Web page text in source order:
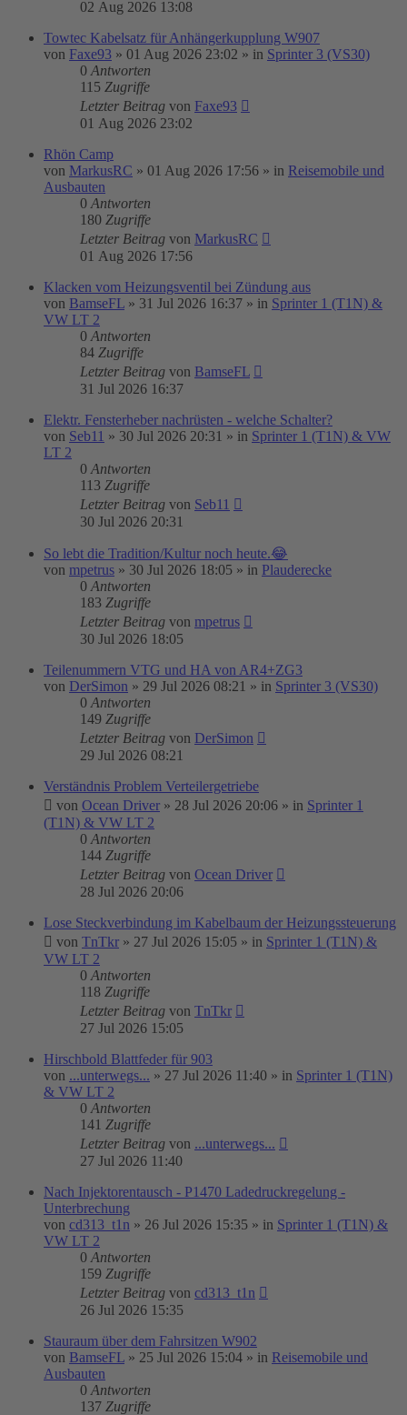
02 Aug 2026 13:08
Towtec Kabelsatz für Anhängerkupplung W907
von Faxe93 » 01 Aug 2026 23:02 » in Sprinter 3 (VS30)
0 Antworten
115 Zugriffe
Letzter Beitrag von Faxe93
01 Aug 2026 23:02
Rhön Camp
von MarkusRC » 01 Aug 2026 17:56 » in Reisemobile und
Ausbauten
0 Antworten
180 Zugriffe
Letzter Beitrag von MarkusRC
01 Aug 2026 17:56
Klacken vom Heizungsventil bei Zündung aus
von BamseFL » 31 Jul 2026 16:37 » in Sprinter 1 (T1N) &
VW LT 2
0 Antworten
84 Zugriffe
Letzter Beitrag von BamseFL
31 Jul 2026 16:37
Elektr. Fensterheber nachrüsten - welche Schalter?
von Seb11 » 30 Jul 2026 20:31 » in Sprinter 1 (T1N) & VW
LT 2
0 Antworten
113 Zugriffe
Letzter Beitrag von Seb11
30 Jul 2026 20:31
So lebt die Tradition/Kultur noch heute.😂
von mpetrus » 30 Jul 2026 18:05 » in Plauderecke
0 Antworten
183 Zugriffe
Letzter Beitrag von mpetrus
30 Jul 2026 18:05
Teilenummern VTG und HA von AR4+ZG3
von DerSimon » 29 Jul 2026 08:21 » in Sprinter 3 (VS30)
0 Antworten
149 Zugriffe
Letzter Beitrag von DerSimon
29 Jul 2026 08:21
Verständnis Problem Verteilergetriebe
von Ocean Driver » 28 Jul 2026 20:06 » in Sprinter 1
(T1N) & VW LT 2
0 Antworten
144 Zugriffe
Letzter Beitrag von Ocean Driver
28 Jul 2026 20:06
Lose Steckverbindung im Kabelbaum der Heizungssteuerung
von TnTkr » 27 Jul 2026 15:05 » in Sprinter 1 (T1N) &
VW LT 2
0 Antworten
118 Zugriffe
Letzter Beitrag von TnTkr
27 Jul 2026 15:05
Hirschbold Blattfeder für 903
von ...unterwegs... » 27 Jul 2026 11:40 » in Sprinter 1 (T1N)
& VW LT 2
0 Antworten
141 Zugriffe
Letzter Beitrag von ...unterwegs...
27 Jul 2026 11:40
Nach Injektorentausch - P1470 Ladedruckregelung -
Unterbrechung
von cd313_t1n » 26 Jul 2026 15:35 » in Sprinter 1 (T1N) &
VW LT 2
0 Antworten
159 Zugriffe
Letzter Beitrag von cd313_t1n
26 Jul 2026 15:35
Stauraum über dem Fahrsitzen W902
von BamseFL » 25 Jul 2026 15:04 » in Reisemobile und
Ausbauten
0 Antworten
137 Zugriffe